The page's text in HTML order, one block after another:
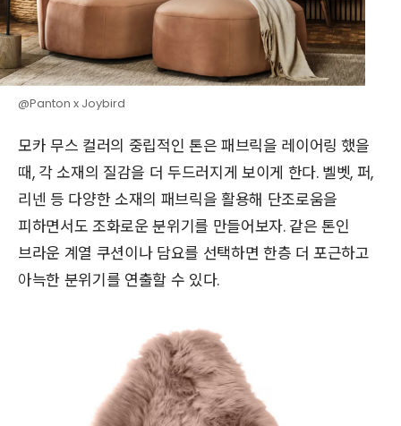
@Panton x Joybird
모카 무스 컬러의 중립적인 톤은 패브릭을 레이어링 했을
때, 각 소재의 질감을 더 두드러지게 보이게 한다. 벨벳, 퍼,
리넨 등 다양한 소재의 패브릭을 활용해 단조로움을
피하면서도 조화로운 분위기를 만들어보자. 같은 톤인
브라운 계열 쿠션이나 담요를 선택하면 한층 더 포근하고
아늑한 분위기를 연출할 수 있다.